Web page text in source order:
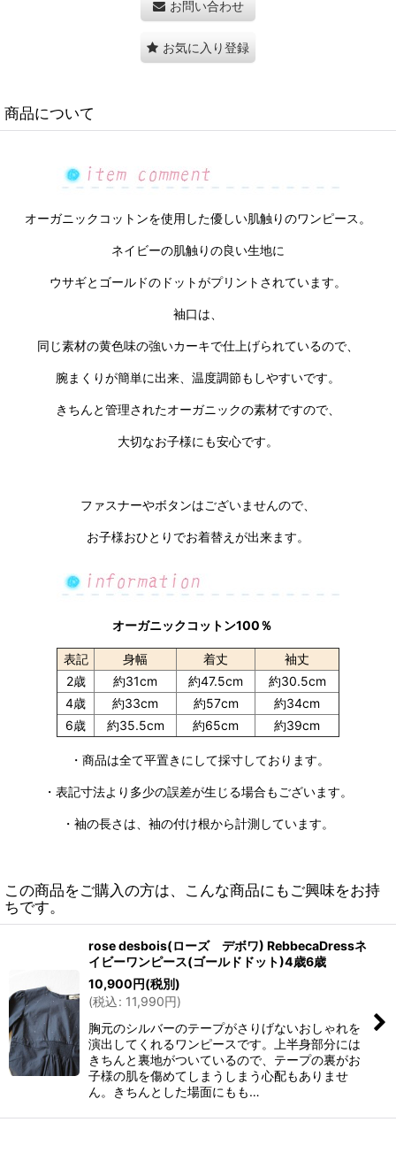
お問い合わせ
お気に入り登録
商品について
オーガニックコットンを使用した優しい肌触りのワンピース。
ネイビーの肌触りの良い生地に
ウサギとゴールドのドットがプリントされています。
袖口は、
同じ素材の黄色味の強いカーキで仕上げられているので、
腕まくりが簡単に出来、温度調節もしやすいです。
きちんと管理されたオーガニックの素材ですので、
大切なお子様にも安心です。
ファスナーやボタンはございませんので、
お子様おひとりでお着替えが出来ます。
オーガニックコットン100％
表記 身幅 着丈
袖丈
2歳
約31cm 約47.5cm
約30.5cm
4歳
約33cm 約57cm
約34cm
6歳
約35.5cm 約65cm 約39cm
・商品は全て平置きにして採寸しております。
・表記寸法より多少の誤差が生じる場合もございます。
・袖の長さは、袖の付け根から計測しています。
この商品をご購入の方は、こんな商品にもご興味をお持
ちです。
rose desbois(ローズ デボワ) RebbecaDressネ
イビーワンピース(ゴールドドット)4歳6歳
10,900円(税別)
(税込: 11,990円)
胸元のシルバーのテープがさりげないおしゃれを
演出してくれるワンピースです。上半身部分には
きちんと裏地がついているので、テープの裏がお
子様の肌を傷めてしまうしまう心配もありませ
ん。きちんとした場面にもも…